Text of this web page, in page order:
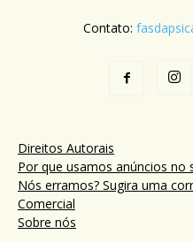
Contato:
Direitos Autorais
Por que usamos anúncios no
Nós erramos? Sugira uma
Comercial
Sobre nós